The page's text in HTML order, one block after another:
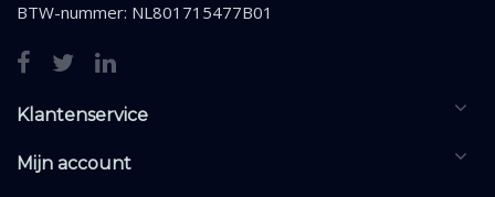
BTW-nummer: NL801715477B01
Klantenservice
Mijn account